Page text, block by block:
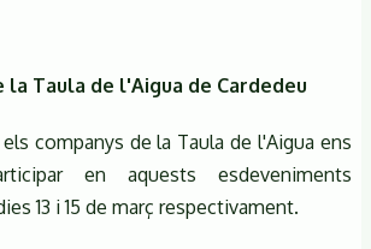
la Taula de l'Aigua de Cardedeu
companys de la Taula de l'Aigua ens
en aquests esdeveniments
13 i 15 de març respectivament.